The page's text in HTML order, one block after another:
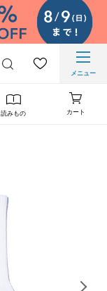
メニュー
読みもの カート